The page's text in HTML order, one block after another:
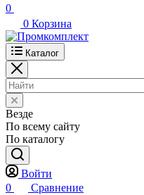
0
0 Корзина
Каталог
Везде
По всему сайту
По каталогу
Войти
0
Сравнение